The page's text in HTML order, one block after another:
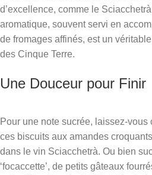
d’excellence, comme le
aromatique, souvent servi en
de fromages affinés, est un
des Cinque Terre.
Une Douceur pour Finir
Pour une note sucrée, laissez-vous
ces biscuits aux amandes
dans le vin Sciacchetrà. Ou bien
‘focaccette’, de petits gâteaux